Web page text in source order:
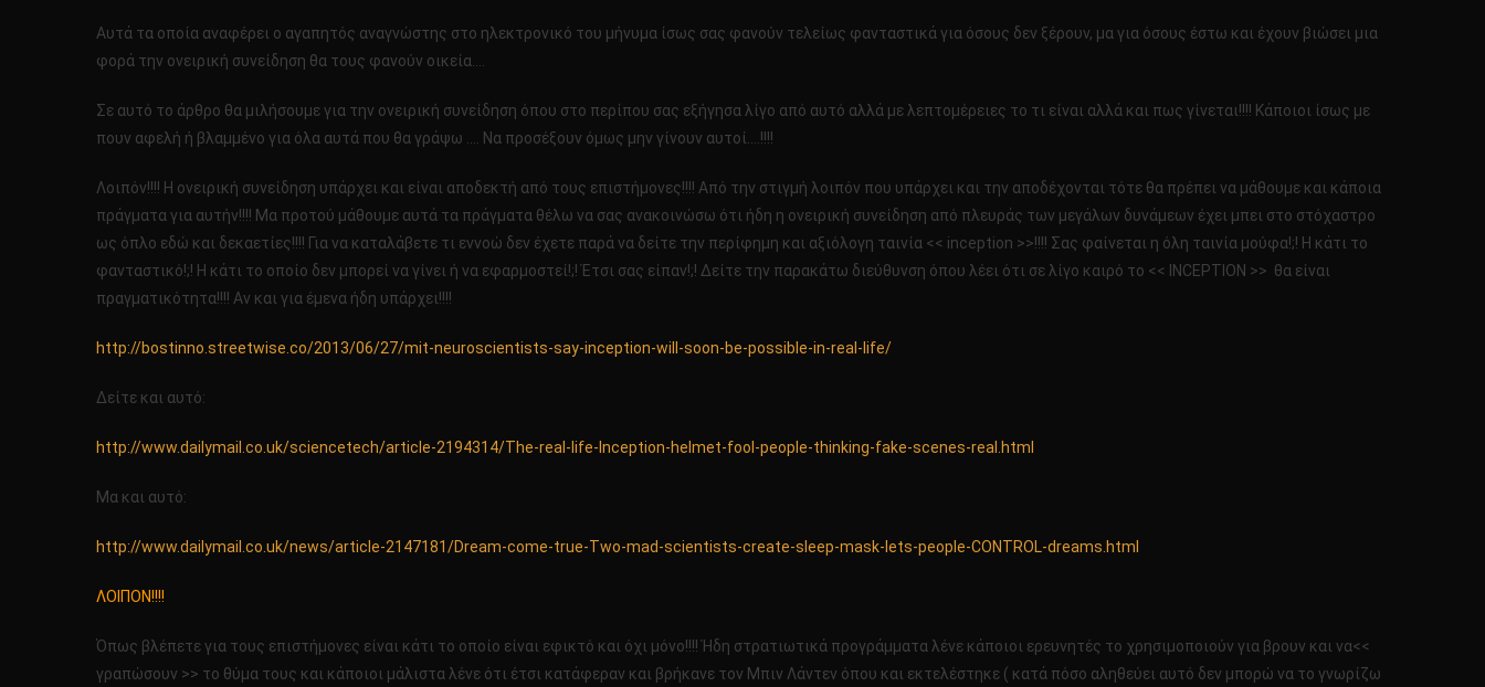
Αυτά τα οποία αναφέρει ο αγαπητός αναγνώστης στο ηλεκτρονικό του μήνυμα ίσως σας φανούν τελείως φανταστικά για όσους δεν ξέρουν, μα για όσους έστω και έχουν βιώσει μια
φορά την ονειρική συνείδηση θα τους φανούν οικεία….
Σε αυτό το άρθρο θα μιλήσουμε για την ονειρική συνείδηση όπου στο περίπου σας εξήγησα λίγο από αυτό αλλά με λεπτομέρειες το τι είναι αλλά και πως γίνεται!!!! Κάποιοι ίσως με
πουν αφελή ή βλαμμένο για όλα αυτά που θα γράψω …. Να προσέξουν όμως μην γίνουν αυτοί….!!!!
Λοιπόν!!!! Η ονειρική συνείδηση υπάρχει και είναι αποδεκτή από τους επιστήμονες!!!! Από την στιγμή λοιπόν που υπάρχει και την αποδέχονται τότε θα πρέπει να μάθουμε και κάποια
πράγματα για αυτήν!!!! Μα προτού μάθουμε αυτά τα πράγματα θέλω να σας ανακοινώσω ότι ήδη η ονειρική συνείδηση από πλευράς των μεγάλων δυνάμεων έχει μπει στο στόχαστρο
ως όπλο εδώ και δεκαετίες!!!! Για να καταλάβετε τι εννοώ δεν έχετε παρά να δείτε την περίφημη και αξιόλογη ταινία << inception >>!!!! Σας φαίνεται η όλη ταινία μούφα!;! Η κάτι το
φανταστικό!;! Η κάτι το οποίο δεν μπορεί να γίνει ή να εφαρμοστεί!;! Έτσι σας είπαν!;! Δείτε την παρακάτω διεύθυνση όπου λέει ότι σε λίγο καιρό το << INCEPTION >> θα είναι
πραγματικότητα!!!! Αν και για έμενα ήδη υπάρχει!!!!
http://bostinno.streetwise.co/2013/06/27/mit-neuroscientists-say-inception-will-soon-be-possible-in-real-life/
Δείτε και αυτό:
http://www.dailymail.co.uk/sciencetech/article-2194314/The-real-life-Inception-helmet-fool-people-thinking-fake-scenes-real.html
Μα και αυτό:
http://www.dailymail.co.uk/news/article-2147181/Dream-come-true-Two-mad-scientists-create-sleep-mask-lets-people-CONTROL-dreams.html
ΛΟΙΠΟΝ!!!!
Όπως βλέπετε για τους επιστήμονες είναι κάτι το οποίο είναι εφικτό και όχι μόνο!!!! Ήδη στρατιωτικά προγράμματα λένε κάποιοι ερευνητές το χρησιμοποιούν για βρουν και να<<
γραπώσουν >> το θύμα τους και κάποιοι μάλιστα λένε ότι έτσι κατάφεραν και βρήκανε τον Μπιν Λάντεν όπου και εκτελέστηκε ( κατά πόσο αληθεύει αυτό δεν μπορώ να το γνωρίζω